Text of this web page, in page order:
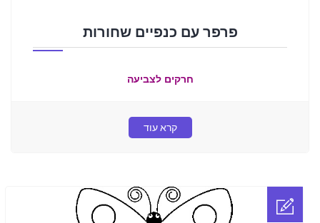
פרפר עם כנפיים שחורות
חרקים לצביעה
קרא עוד